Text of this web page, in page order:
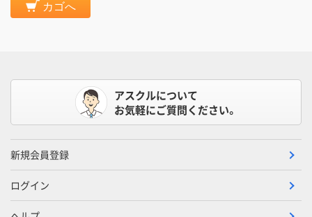
カゴへ
アスクルについて
お気軽にご質問ください。
新規会員登録
ログイン